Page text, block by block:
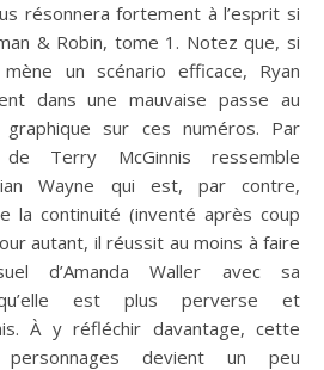
résonnera fortement à l’esprit si
& Robin, tome 1. Notez que, si
un scénario efficace, Ryan
dans une mauvaise passe au
sur ces numéros. Par
Terry McGinnis ressemble
Wayne qui est, par contre,
la continuité (inventé après coup
autant, il réussit au moins à faire
d’Amanda Waller avec sa
est plus perverse et
À y réfléchir davantage, cette
personnages devient un peu